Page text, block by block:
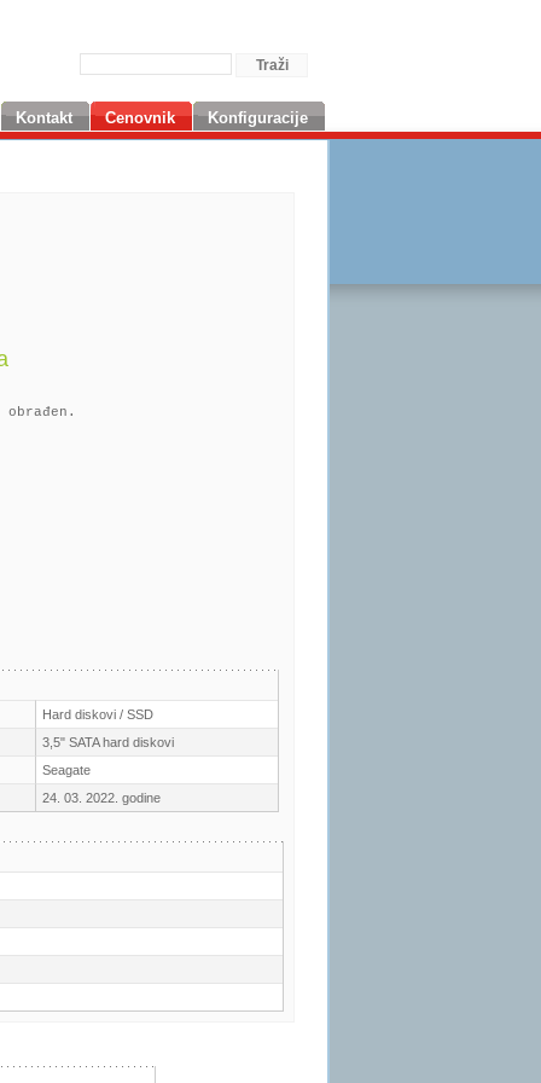
Kontakt Cenovnik Konfiguracije
Hard diskovi / SSD
3,5" SATA hard diskovi
Seagate
24. 03. 2022. godine